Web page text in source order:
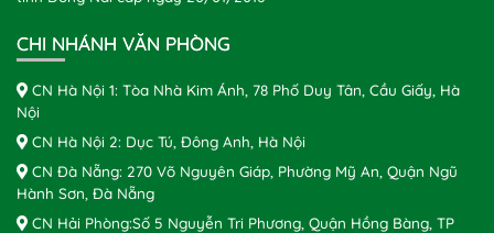
CHI NHÁNH VĂN PHÒNG
CN Hà Nội 1: Tòa Nhà Kim Ánh, 78 Phố Duy Tân, Cầu Giấy, Hà
Nội
CN Hà Nội 2: Dục Tú, Đông Anh, Hà Nội
CN Đà Nẵng: 270 Võ Nguyên Giáp, Phường Mỹ An, Quận Ngũ
Hành Sơn, Đà Nẵng
CN Hải Phòng:Số 5 Nguyễn Tri Phương, Quận Hồng Bàng, TP